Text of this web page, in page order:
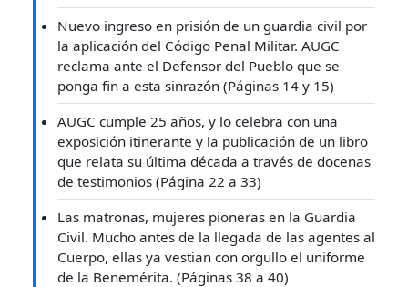
Nuevo ingreso en prisión de un guardia civil por
la aplicación del Código Penal Militar. AUGC
reclama ante el Defensor del Pueblo que se
ponga fin a esta sinrazón (Páginas 14 y 15)
AUGC cumple 25 años, y lo celebra con una
exposición itinerante y la publicación de un libro
que relata su última década a través de docenas
de testimonios (Página 22 a 33)
Las matronas, mujeres pioneras en la Guardia
Civil. Mucho antes de la llegada de las agentes al
Cuerpo, ellas ya vestian con orgullo el uniforme
de la Benemérita. (Páginas 38 a 40)